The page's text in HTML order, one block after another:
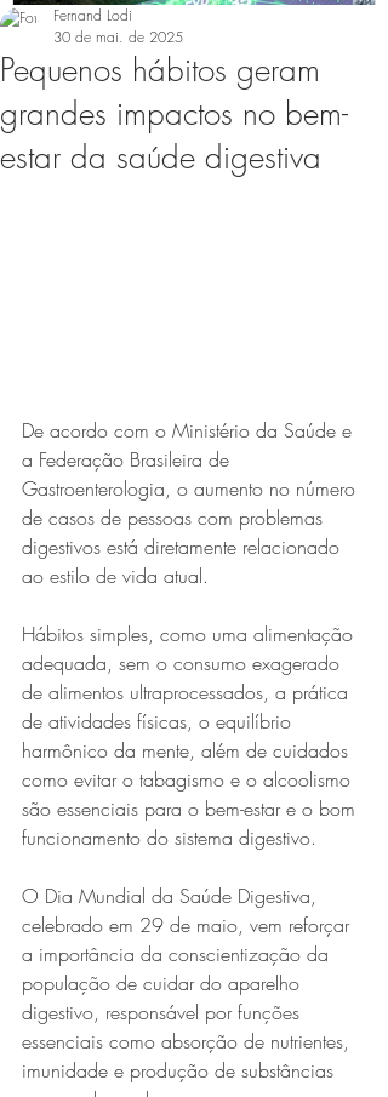
formar grupo de teatro cristão
no Vale do Aço
Série MPB abre temporada de
shows em Ipatinga com Flávio
Venturini
Pequenos hábitos geram
grandes impactos no bem-
estar da saúde digestiva
Fernand Lodi
30 de mai. de 2025
De acordo com o Ministério da Saúde e
a Federação Brasileira de
Gastroenterologia, o aumento no número
de casos de pessoas com problemas
digestivos está diretamente relacionado
ao estilo de vida atual.
Hábitos simples, como uma alimentação
adequada, sem o consumo exagerado
de alimentos ultraprocessados, a prática
de atividades físicas, o equilíbrio
harmônico da mente, além de cuidados
como evitar o tabagismo e o alcoolismo
são essenciais para o bem-estar e o bom
funcionamento do sistema digestivo.
O Dia Mundial da Saúde Digestiva,
celebrado em 29 de maio, vem reforçar
a importância da conscientização da
população de cuidar do aparelho
digestivo, responsável por funções
essenciais como absorção de nutrientes,
imunidade e produção de substâncias